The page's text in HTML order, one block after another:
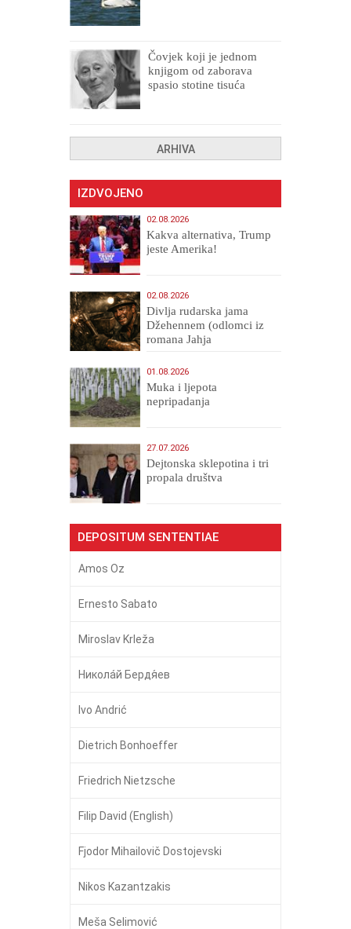
Čovjek koji je jednom
knjigom od zaborava
spasio stotine tisuća
ARHIVA
IZDVOJENO
02.08.2026
Kakva alternativa, Trump
jeste Amerika!
02.08.2026
Divlja rudarska jama
Džehennem (odlomci iz
romana Jahja
01.08.2026
Muka i ljepota
nepripadanja
27.07.2026
Dejtonska sklepotina i tri
propala društva
DEPOSITUM SENTENTIAE
Amos Oz
Ernesto Sabato
Miroslav Krleža
Никола́й Бердя́ев
Ivo Andrić
Dietrich Bonhoeffer
Friedrich Nietzsche
Filip David (English)
Fjodor Mihailovič Dostojevski
Nikos Kazantzakis
Meša Selimović